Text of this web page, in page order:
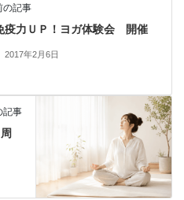
の記事
疫力ＵＰ！ヨガ体験会 開催
2017年2月6日
記事